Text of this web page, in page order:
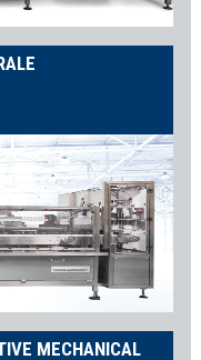
MECHANICAL